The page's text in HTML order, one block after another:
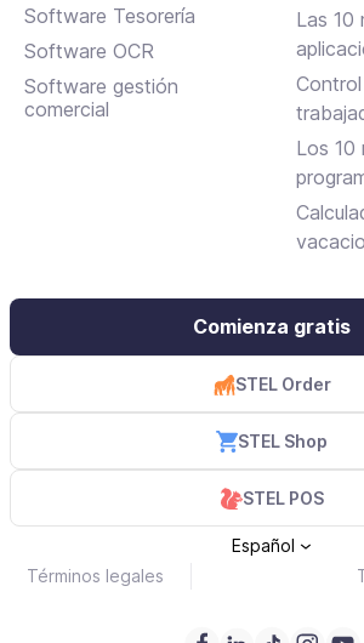
Software Tesorería
Software OCR
Software gestión
comercial
Las 10
horario
trabajo
Los 10
de
Comienza gratis
STEL Order
STEL Shop
STEL POS
Términos legales
Español